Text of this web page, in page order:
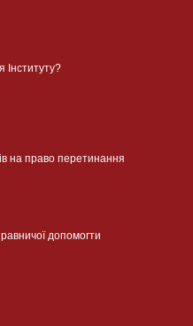
на право перетинання
допомогти